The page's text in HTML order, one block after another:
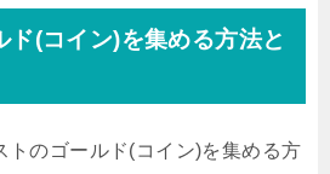
ド(コイン)を集める方法と
トのゴールド(コイン)を集める方